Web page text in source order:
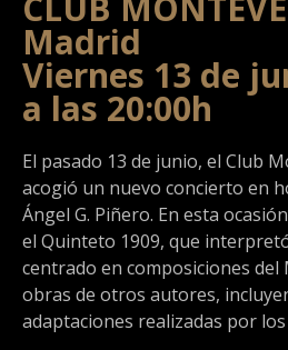
Madrid
Viernes 13 de
a las 20:00h
El pasado 13 de junio, el Club
acogió un nuevo concierto en
Ángel G. Piñero. En esta
el Quinteto 1909, que
centrado en composiciones
obras de otros autores,
adaptaciones realizadas por